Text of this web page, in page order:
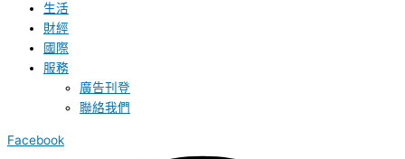
生活
財經
國際
服務
廣告刊登
聯絡我們
Facebook